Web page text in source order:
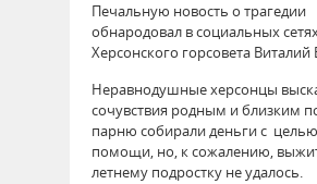
Печальную новость о трагедии
обнародовал в социальных
Херсонского горсовета Виталий
Неравнодушные херсонцы
сочувствия родным и близким
парню собирали деньги с
помощи, но, к сожалению,
летнему подростку не удалось.